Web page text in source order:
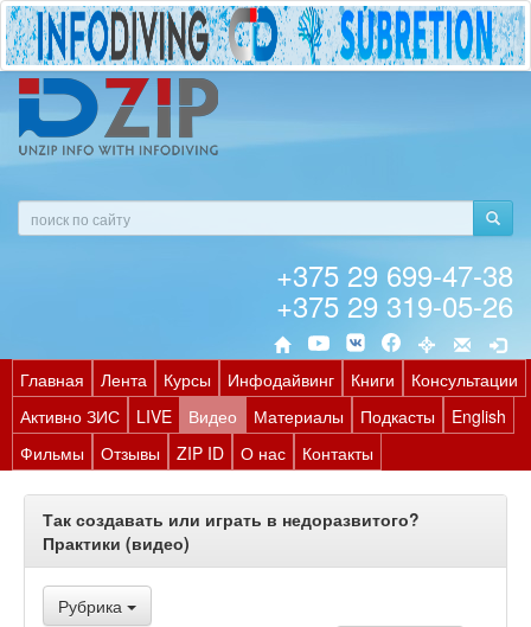
+375 29 699-47-38
+375 29 319-05-26
Главная Лента Курсы Инфодайвинг Книги
Консультации
Активно ЗИС
LIVE Видео Материалы Подкасты
English
Фильмы
Отзывы ZIP ID О нас Контакты
Так создавать или играть в недоразвитого?
Практики (видео)
Рубрика